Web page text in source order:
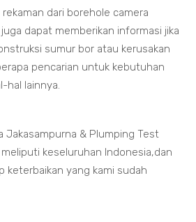
dari borehole camera
dapat memberikan informasi jika
sumur bor atau kerusakan
pencarian untuk kebutuhan
hal lainnya.
Jakasampurna & Plumping Test
keseluruhan Indonesia,dan
keterbaikan yang kami sudah